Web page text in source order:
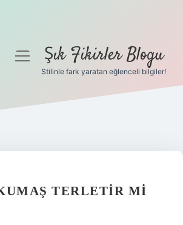
menüyüŞık Fikirler Blogu
Stilinle fark yaratan eğlenceli bilgiler!
TERLETIR MI